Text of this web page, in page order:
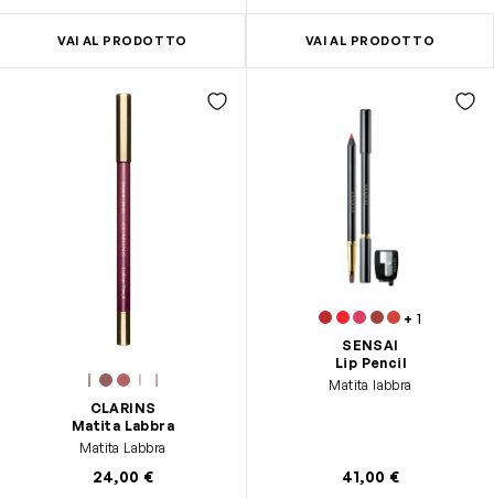
VAI AL PRODOTTO VAI AL PRODOTTO
CLARINS
Matita Labbra
Matita Labbra
24,00 €
+ 1
SENSAI
Lip Pencil
Matita labbra
41,00 €